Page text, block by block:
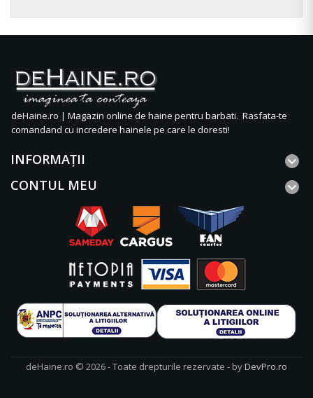
deHaine.ro | Magazin online de haine pentru barbati. Rasfata-te
comandand cu incredere hainele pe care le doresti!
INFORMAŢII
CONTUL MEU
deHaine.ro © 2026 - Toate drepturile rezervate - byDevPro.ro